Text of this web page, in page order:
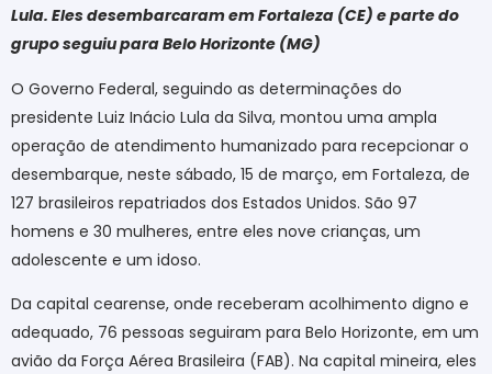
Lula. Eles desembarcaram em Fortaleza (CE) e parte do
grupo seguiu para Belo Horizonte (MG)
O Governo Federal, seguindo as determinações do
presidente Luiz Inácio Lula da Silva, montou uma ampla
operação de atendimento humanizado para recepcionar o
desembarque, neste sábado, 15 de março, em Fortaleza, de
127 brasileiros repatriados dos Estados Unidos. São 97
homens e 30 mulheres, entre eles nove crianças, um
adolescente e um idoso.
Da capital cearense, onde receberam acolhimento digno e
adequado, 76 pessoas seguiram para Belo Horizonte, em um
avião da Força Aérea Brasileira (FAB). Na capital mineira, eles